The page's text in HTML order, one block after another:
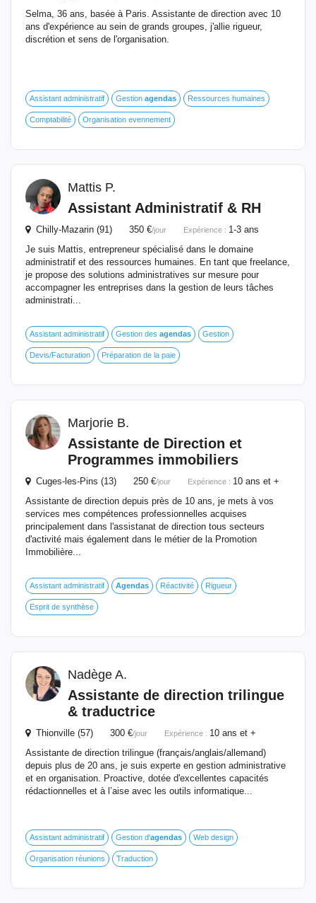
Selma, 36 ans, basée à Paris. Assistante de direction avec 10
ans d'expérience au sein de grands groupes, j'allie rigueur,
discrétion et sens de l'organisation.
Assistant administratif Gestion agendas Ressources humaines
Comptabilité Organisation evennement
Mattis P.
Assistant Administratif & RH
Chilly-Mazarin (91) 350 €/jour Expérience : 1-3 ans
Je suis Mattis, entrepreneur spécialisé dans le domaine
administratif et des ressources humaines. En tant que freelance,
je propose des solutions administratives sur mesure pour
accompagner les entreprises dans la gestion de leurs tâches
administrati...
Assistant administratif Gestion des agendas Gestion
Devis/Facturation Préparation de la paie
Marjorie B.
Assistante de Direction et
Programmes immobiliers
Cuges-les-Pins (13) 250 €/jour Expérience : 10 ans et +
Assistante de direction depuis près de 10 ans, je mets à vos
services mes compétences professionnelles acquises
principalement dans l'assistanat de direction tous secteurs
d'activité mais également dans le métier de la Promotion
Immobilière...
Assistant administratif Agendas Réactivité Rigueur
Esprit de synthèse
Nadège A.
Assistante de direction trilingue
& traductrice
Thionville (57) 300 €/jour Expérience : 10 ans et +
Assistante de direction trilingue (français/anglais/allemand)
depuis plus de 20 ans, je suis experte en gestion administrative
et en organisation. Proactive, dotée d'excellentes capacités
rédactionnelles et à l’aise avec les outils informatique...
Assistant administratif Gestion d'agendas Web design
Organisation réunions Traduction